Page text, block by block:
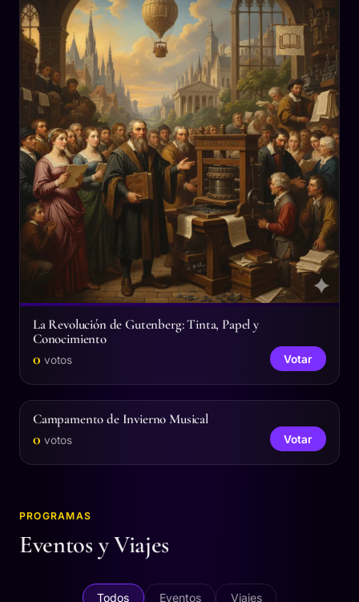
La Revolución de Gutenberg: Tinta, Papel y
Conocimiento
0 votos Votar
Campamento de Invierno Musical
0 votos Votar
PROGRAMAS
Eventos y Viajes
Todos Eventos Viajes